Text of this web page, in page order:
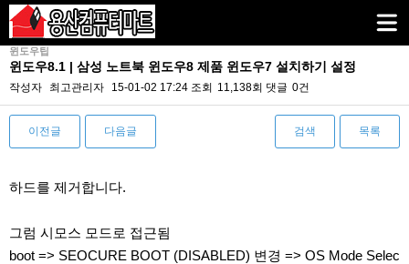
윈도우팁
윈도우8.1 | 삼성 노트북 윈도우8 제품 윈도우7 설치하기 설정
작성자 최고관리자 15-01-02 17:24 조회 11,138회 댓글 0건
이전글 다음글 검색 목록
하드를 제거합니다.
그럼 시모스 모드로 접근됨
boot => SEOCURE BOOT (DISABLED) 변경 => OS Mode Selec